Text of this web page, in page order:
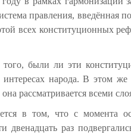
правления,
всех конституционных
были ли эти
народа. В этом
она рассматривается всеми
в том, что с момента
двенадцать раз